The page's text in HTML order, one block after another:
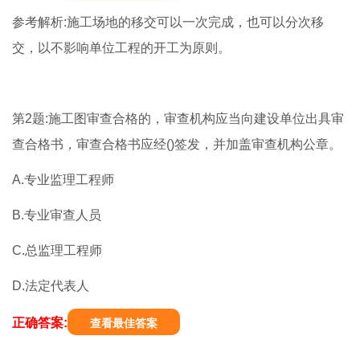
参考解析:施工场地的移交可以一次完成，也可以分次移
交，以不影响单位工程的开工为原则。
第2题:施工图审查合格的，审查机构应当向建设单位出具审
查合格书，审查合格书应经()签发，并加盖审查机构公章。
A.专业监理工程师
B.专业审查人员
C.总监理工程师
D.法定代表人
正确答案: 查看最佳答案